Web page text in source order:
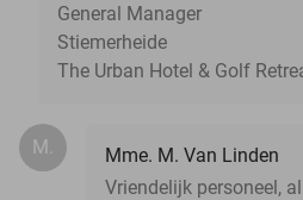
General Manager
Stiemerheide
The Urban Hotel & Golf
M.
Mme. M. Van Linden
Vriendelijk personeel,